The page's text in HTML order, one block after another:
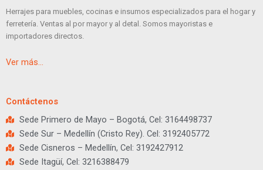
Herrajes para muebles, cocinas e insumos especializados para el hogar y
ferretería. Ventas al por mayor y al detal. Somos mayoristas e
importadores directos.
Ver más…
Contáctenos
Sede Primero de Mayo – Bogotá, Cel: 3164498737
Sede Sur – Medellín (Cristo Rey). Cel: 3192405772
Sede Cisneros – Medellín, Cel: 3192427912
Sede Itagüí, Cel: 3216388479